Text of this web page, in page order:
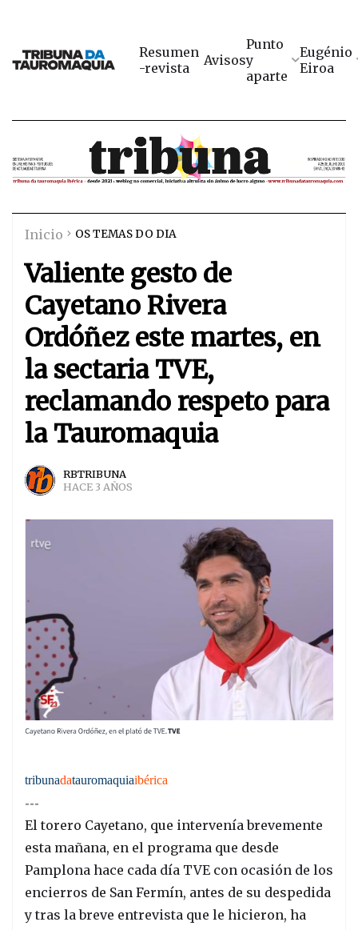
Resumen
-revista
Avisos
Punto
y
aparte
Eugénio
Eiroa
Inicio OS TEMAS DO DIA
Valiente gesto de
Cayetano Rivera
Ordóñez este martes, en
la sectaria TVE,
reclamando respeto para
la Tauromaquia
RBTRIBUNA
HACE 3 AÑOS
tribunadatauromaquiaibérica
---
El torero Cayetano, que intervenía brevemente
esta mañana, en el programa que desde
Pamplona hace cada día TVE con ocasión de los
encierros de San Fermín, antes de su despedida
y tras la breve entrevista que le hicieron, ha